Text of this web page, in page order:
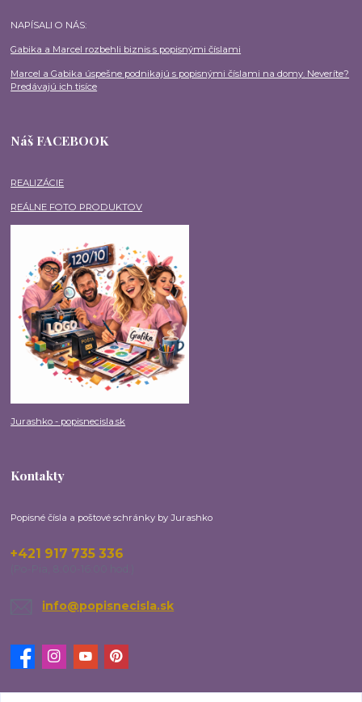
NAPÍSALI O NÁS:
Gabika a Marcel rozbehli biznis s popisnými číslami
Marcel a Gabika úspešne podnikajú s popisnými číslami na domy. Neveríte?
Predávajú ich tisíce
Náš FACEBOOK
REALIZÁCIE
REÁLNE FOTO PRODUKTOV
Jurashko - popisnecisla.sk
Kontakty
Popisné čísla a poštové schránky by Jurashko
+421 917 735 336
info@popisnecisla.sk